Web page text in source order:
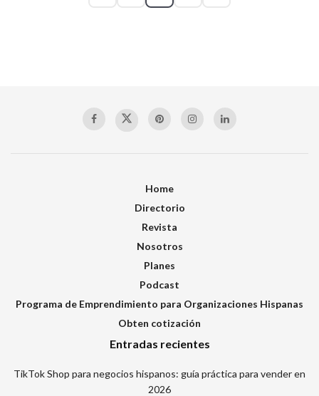
Home
Directorio
Revista
Nosotros
Planes
Podcast
Programa de Emprendimiento para Organizaciones Hispanas
Obten cotización
Entradas recientes
TikTok Shop para negocios hispanos: guía práctica para vender en
2026